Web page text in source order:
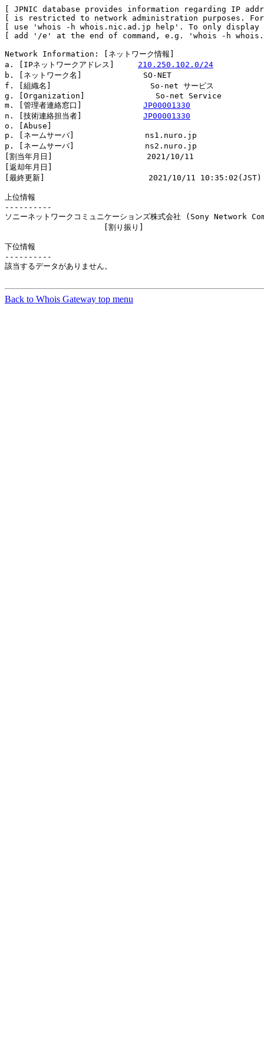
[ JPNIC database provides information regarding IP
[ is restricted to network administration purposes.
[ use 'whois -h whois.nic.ad.jp help'. To only
[ add '/e' at the end of command, e.g. 'whois -h
Network Information: [ネットワーク情報]
a. [IPネットワークアドレス] 210.250.102.0/24
b. [ネットワーク名]             SO-NET
f. [組織名]                     So-net サービス
g. [Organization]               So-net Service
m. [管理者連絡窓口] JP00001330
n. [技術連絡担当者] JP00001330
o. [Abuse]
p. [ネームサーバ]               ns1.nuro.jp
p. [ネームサーバ]               ns2.nuro.jp
[割当年月日]                    2021/10/11
[返却年月日]
[最終更新]                      2021/10/11 10:35:02(JST)
上位情報
----------
ソニーネットワークコミュニケーションズ株式会社 (Sony
[割り
下位情報
----------
該当するデータがありません。
Back to Whois Gateway top menu